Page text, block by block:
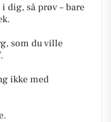
dig, så prøv – bare
som du ville
ikke med